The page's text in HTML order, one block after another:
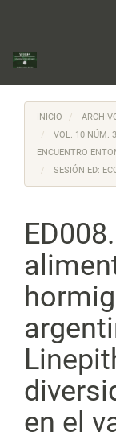
principal
Barra
lateral
INICIO
VOL. 10 NÚM.
ENCUENTRO
SESIÓN ED:
en el